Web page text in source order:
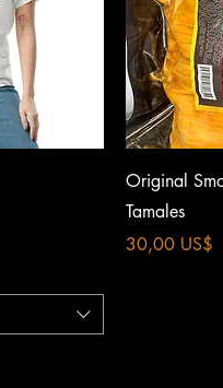
Original
Tamales
Precio
30,00 US$